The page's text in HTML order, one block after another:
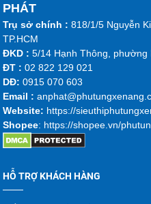
PHÁT
Trụ sở chính : 818/1/5 Nguyễn
TP.HCM
ĐKD :5/14 Hạnh Thông, phường
ĐT : 02 822 129 021
DĐ:0915 070 603
Email :
Website: https://
Shopee: https://shopee.vn/
HỖ TRỢ KHÁCH HÀNG